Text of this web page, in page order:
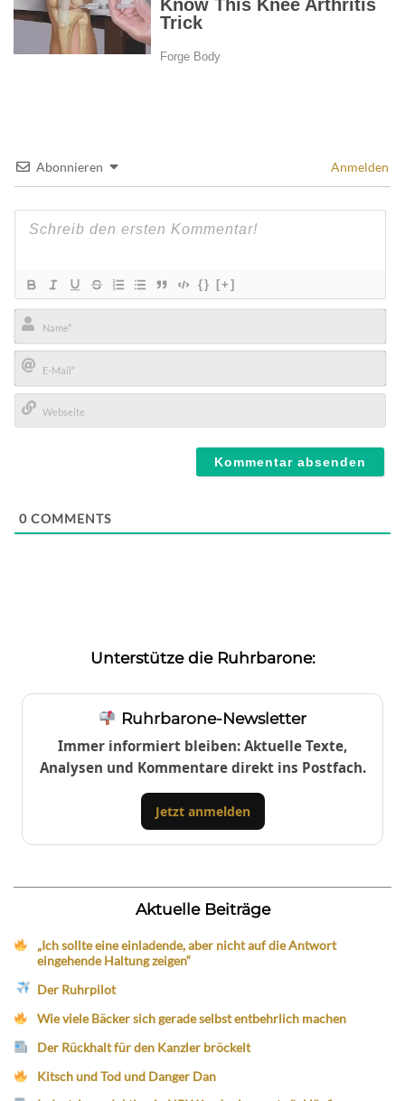
Abonnieren Anmelden
{} [+]
Name*
E-
Mail*
0 COMMENTS
Unterstütze die Ruhrbarone:
Ruhrbarone-Newsletter
Immer informiert bleiben: Aktuelle Texte,
Analysen und Kommentare direkt ins Postfach.
Jetzt anmelden
Aktuelle Beiträge
„Ich sollte eine einladende, aber nicht auf die Antwort
eingehende Haltung zeigen“
Der Ruhrpilot
Wie viele Bäcker sich gerade selbst entbehrlich machen
Der Rückhalt für den Kanzler bröckelt
Kitsch und Tod und Danger Dan